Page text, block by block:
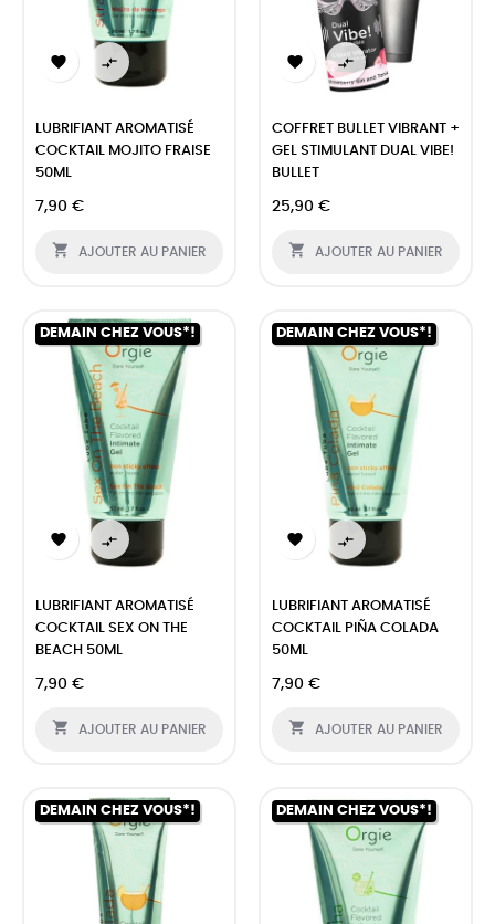
 
LUBRIFIANT AROMATISÉ
COCKTAIL MOJITO FRAISE
50ML
7,90 €
 AJOUTER AU PANIER
 
COFFRET BULLET VIBRANT +
GEL STIMULANT DUAL VIBE!
BULLET
25,90 €
 AJOUTER AU PANIER
DEMAIN CHEZ VOUS*!
 
LUBRIFIANT AROMATISÉ
COCKTAIL SEX ON THE
BEACH 50ML
7,90 €
 AJOUTER AU PANIER
DEMAIN CHEZ VOUS*!
 
LUBRIFIANT AROMATISÉ
COCKTAIL PIÑA COLADA
50ML
7,90 €
 AJOUTER AU PANIER
DEMAIN CHEZ VOUS*! DEMAIN CHEZ VOUS*!